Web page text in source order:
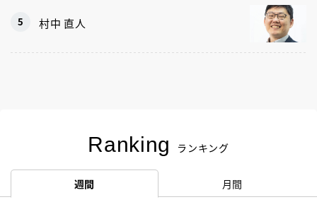
村中 直人
Ranking ランキング
週間 月間